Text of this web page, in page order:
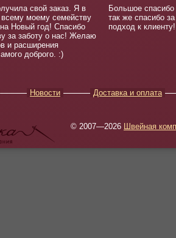
свой заказ. Я в
моему семейству
Новый год! Спасибо
за заботу о нас! Желаю
и расширения
доброго. :)
Большое
так же спасибо
подход к
Новости Доставка и оплата
© 2007—2026 Швейная